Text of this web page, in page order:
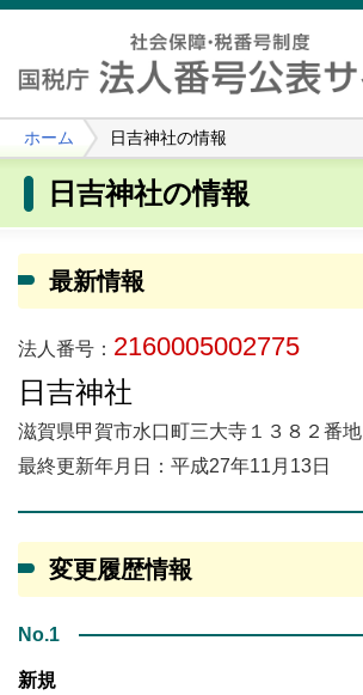
ホーム 日吉神社の情報
日吉神社の情報
最新情報
法人番号： 2160005002775
日吉神社
滋賀県甲賀市水口町三大寺１３８２番地
最終更新年月日：平成27年11月13日
変更履歴情報
No.1
新規